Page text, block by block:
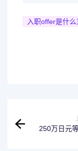
入职offer是什么
250万日元